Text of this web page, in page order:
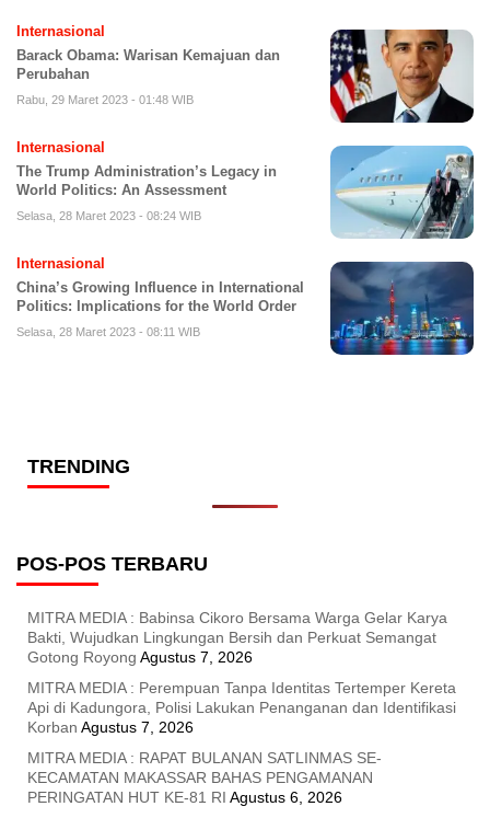
Internasional
Barack Obama: Warisan Kemajuan dan
Perubahan
Rabu, 29 Maret 2023 - 01:48 WIB
Internasional
The Trump Administration’s Legacy in
World Politics: An Assessment
Selasa, 28 Maret 2023 - 08:24 WIB
Internasional
China’s Growing Influence in International
Politics: Implications for the World Order
Selasa, 28 Maret 2023 - 08:11 WIB
TRENDING
POS-POS TERBARU
MITRA MEDIA : Babinsa Cikoro Bersama Warga Gelar Karya
Bakti, Wujudkan Lingkungan Bersih dan Perkuat Semangat
Gotong Royong Agustus 7, 2026
MITRA MEDIA : Perempuan Tanpa Identitas Tertemper Kereta
Api di Kadungora, Polisi Lakukan Penanganan dan Identifikasi
Korban Agustus 7, 2026
MITRA MEDIA : RAPAT BULANAN SATLINMAS SE-
KECAMATAN MAKASSAR BAHAS PENGAMANAN
PERINGATAN HUT KE-81 RI Agustus 6, 2026